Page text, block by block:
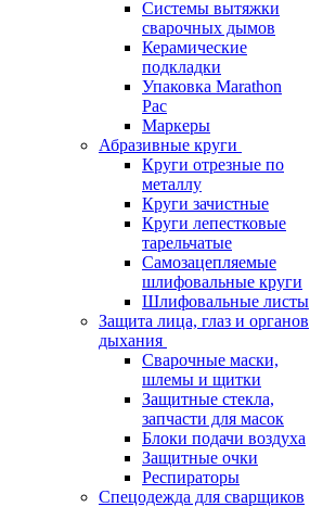
Системы вытяжки
сварочных дымов
Керамические
подкладки
Упаковка Marathon
Pac
Маркеры
Абразивные круги
Круги отрезные по
металлу
Круги зачистные
Круги лепестковые
тарельчатые
Самозацепляемые
шлифовальные круги
Шлифовальные листы
Защита лица, глаз и органов
дыхания
Сварочные маски,
шлемы и щитки
Защитные стекла,
запчасти для масок
Блоки подачи воздуха
Защитные очки
Респираторы
Спецодежда для сварщиков